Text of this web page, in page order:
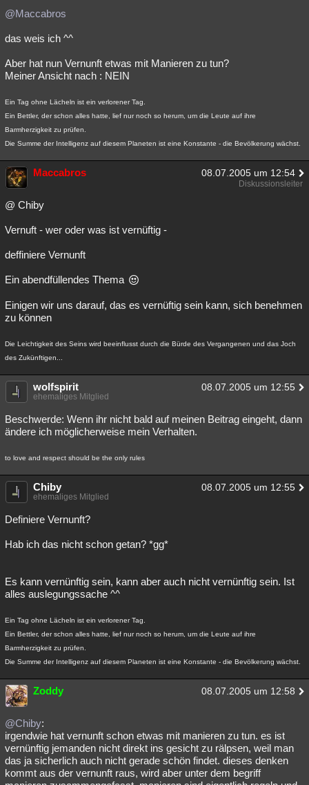
@Maccabros
das weis ich ^^
Aber hat nun Vernunft etwas mit Manieren zu tun?
Meiner Ansicht nach : NEIN
Ein Tag ohne Lächeln ist ein verlorener Tag.
Ein Bettler, der schon alles hatte, lief nur noch so herum, um die Leute auf ihre
Barmherzigkeit zu prüfen.
Die Summe der Intelligenz auf diesem Planeten ist eine Konstante - die Bevölkerung wächst.
Maccabros 08.07.2005 um 12:54
Diskussionsleiter
@ Chiby
Vernuft - wer oder was ist vernüftig -
deffiniere Vernunft
Ein abendfüllendes Thema
Einigen wir uns darauf, das es vernüftig sein kann, sich benehmen
zu können
Die Leichtigkeit des Seins wird beeinflusst durch die Bürde des Vergangenen und das Joch
des Zukünftigen...
wolfspirit 08.07.2005 um 12:55
ehemaliges Mitglied
Beschwerde: Wenn ihr nicht bald auf meinen Beitrag eingeht, dann
ändere ich möglicherweise mein Verhalten.
to love and respect should be the only rules
Chiby 08.07.2005 um 12:55
ehemaliges Mitglied
Definiere Vernunft?
Hab ich das nicht schon getan? *gg*
Es kann vernünftig sein, kann aber auch nicht vernünftig sein. Ist
alles auslegungssache ^^
Ein Tag ohne Lächeln ist ein verlorener Tag.
Ein Bettler, der schon alles hatte, lief nur noch so herum, um die Leute auf ihre
Barmherzigkeit zu prüfen.
Die Summe der Intelligenz auf diesem Planeten ist eine Konstante - die Bevölkerung wächst.
Zoddy 08.07.2005 um 12:58
@Chiby:
irgendwie hat vernunft schon etwas mit manieren zu tun. es ist
vernünftig jemanden nicht direkt ins gesicht zu rälpsen, weil man
das ja sicherlich auch nicht gerade schön findet. dieses denken
kommt aus der vernunft raus, wird aber unter dem begriff